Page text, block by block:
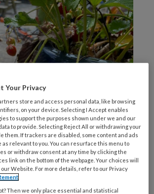
Your Privacy
store and access personal data, like browsing
on your device. Selecting I Accept enables
to support the purposes shown under we and our
to provide. Selecting Reject All or withdrawing your
them. If trackers are disabled, some content and ads
as relevant to you. You can resurface this menu to
or withdraw consent at any time by clicking the
link on the bottom of the webpage. Your choices will
Website. For more details, refer to our Privacy
Then we only place essential and statistical